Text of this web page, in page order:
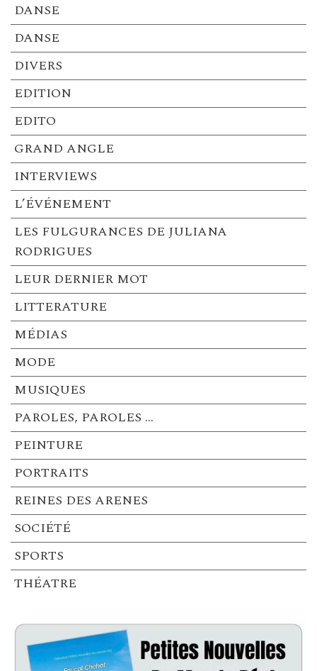
DANSE
DANSE
DIVERS
EDITION
EDITO
GRAND ANGLE
INTERVIEWS
L’ÉVÉNEMENT
LES FULGURANCES DE JULIANA
RODRIGUES
LEUR DERNIER MOT
LITTERATURE
MÉDIAS
MODE
MUSIQUES
PAROLES, PAROLES …
PEINTURE
PORTRAITS
REINES DES ARENES
SOCIÉTÉ
SPORTS
THÉATRE